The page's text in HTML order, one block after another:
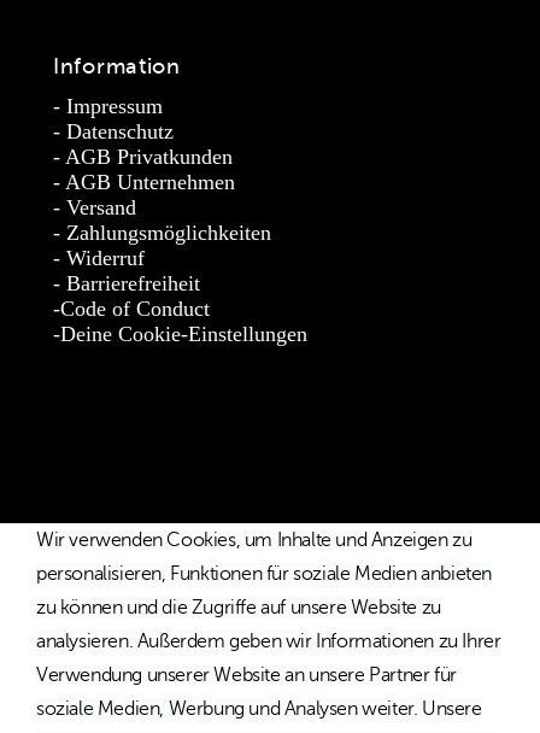
Information
Impressum
Datenschutz
AGB Privatkunden
AGB Unternehmen
Versand
Zahlungsmöglichkeiten
Widerruf
Barrierefreiheit
Code of Conduct
Deine Cookie-Einstellungen
Wir verwenden Cookies, um Inhalte und Anzeigen zu
personalisieren, Funktionen für soziale Medien anbieten
zu können und die Zugriffe auf unsere Website zu
analysieren. Außerdem geben wir Informationen zu Ihrer
Verwendung unserer Website an unsere Partner für
soziale Medien, Werbung und Analysen weiter. Unsere